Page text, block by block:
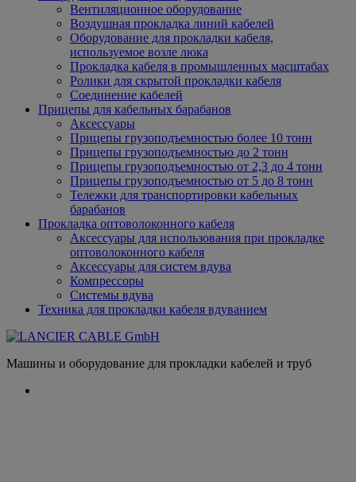
Вентиляционное оборудование
Воздушная прокладка линий кабелей
Оборудование для прокладки кабеля,
используемое возле люка
Прокладка кабеля в промышленных масштабах
Ролики для скрытой прокладки кабеля
Соединение кабелей
Прицепы для кабельных барабанов
Аксессуары
Прицепы грузоподъемностью более 10 тонн
Прицепы грузоподъемностью до 2 тонн
Прицепы грузоподъемностью от 2,3 до 4 тонн
Прицепы грузоподъемностью от 5 до 8 тонн
Тележки для транспортировки кабельных
барабанов
Прокладка оптоволоконного кабеля
Аксессуары для использования при прокладке
оптоволоконного кабеля
Аксессуары для систем вдува
Компрессоры
Системы вдува
Техника для прокладки кабеля вдуванием
Машины и оборудование для прокладки кабелей и труб